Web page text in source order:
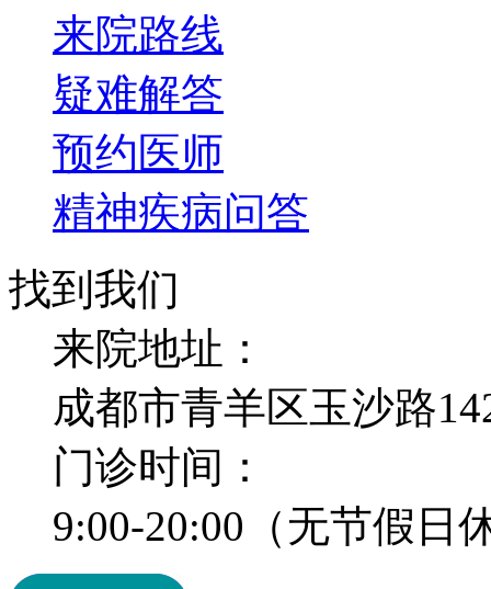
来院路线
疑难解答
预约医师
精神疾病问答
找到我们
来院地址：
成都市青羊区玉沙路
门诊时间：
9:00-20:00（无节假日